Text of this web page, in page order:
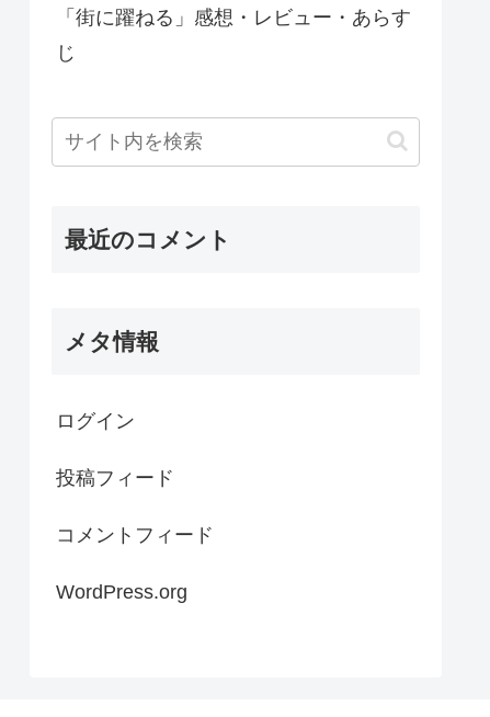
「街に躍ねる」感想・レビュー・あらす
じ
最近のコメント
メタ情報
ログイン
投稿フィード
コメントフィード
WordPress.org